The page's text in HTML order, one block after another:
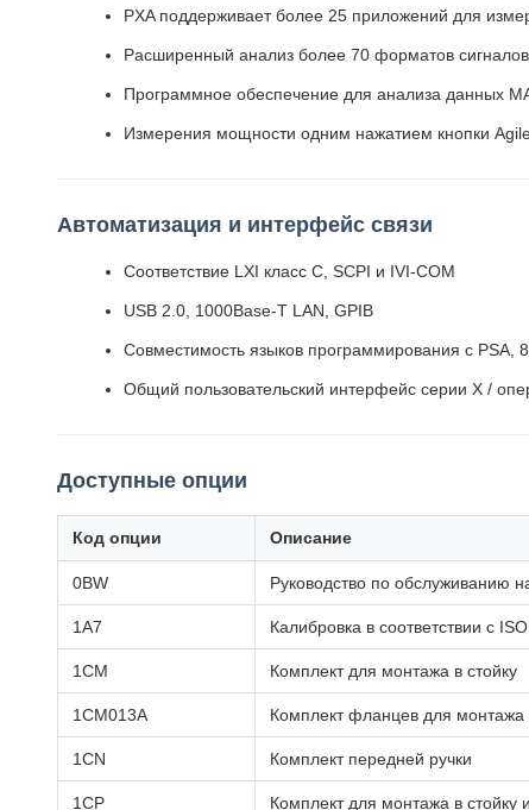
PXA поддерживает более 25 приложений для
Расширенный анализ более 70 форматов
Программное обеспечение для анализа данных
Измерения мощности одним нажатием кнопки
Автоматизация и интерфейс связи
Соответствие LXI класс C, SCPI и IVI-COM
USB 2.0, 1000Base-T LAN, GPIB
Совместимость языков программирования с PSA,
Общий пользовательский интерфейс серии X /
Доступные опции
Код опции Описание
0BW Руководство по обслуживанию
1A7 Калибровка в соответствии с
1CM Комплект для монтажа в стойку
1CM013A Комплект фланцев для
1CN Комплект передней ручки
1CP Комплект для монтажа в стойку